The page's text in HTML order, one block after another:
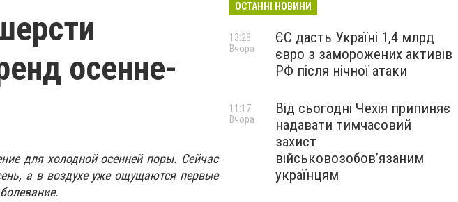
осенне-
для холодной осенней поры. Сейчас
а в воздухе уже ощущаются первые
ОСТАННІ НОВИНИ
ЄС дасть Україні 1,4 млрд
євро з заморожених активів
РФ після нічної атаки
13:28
Вчора
Від сьогодні Чехія припиняє
надавати тимчасовий
захист
військовозобов’язаним
українцям
11:17
Вчора